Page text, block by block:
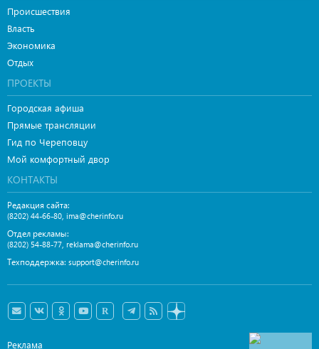
Происшествия
Власть
Экономика
Отдых
ПРОЕКТЫ
Городская афиша
Прямые трансляции
Гид по Череповцу
Мой комфортный двор
КОНТАКТЫ
Редакция сайта:
(8202) 44-66-80, ima@cherinfo.ru
Отдел рекламы:
(8202) 54-88-77, reklama@cherinfo.ru
Техподдержка: support@cherinfo.ru
Реклама